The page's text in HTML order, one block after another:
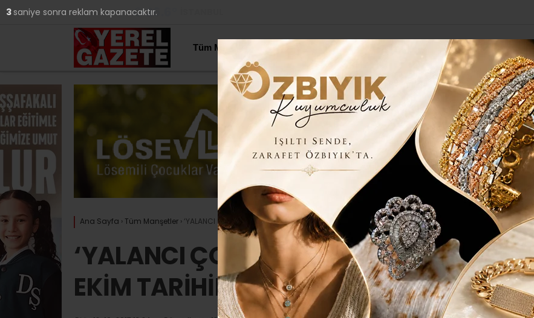
YAZARLAR 26.6
Tüm Manşetler Yerel Haberler Genel Siyaset Kültür Sanat
Ana Sayfa › Tüm Manşetler › ‘YALANCI ÇOBAN’ MİSALİ KİMSE 29 EKİM TARİHİNE İNANAMIYOR..
‘YALANCI ÇOBAN’ MİSALİ KİMSE 29
EKİM TARİHİNE İNANAMIYOR..
2 saniye sonra reklam kapanacaktır.